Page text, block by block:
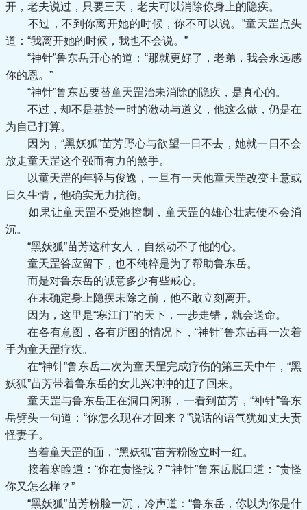
开，老夫说过，只要三天，老夫可以消除你身上的隐疾。
不过，不到你离开她的时候，你不可以说。”童天罡点头
道：“我离开她的时候，我也不会说。”
“神针”鲁东岳开心的道：“那就更好了，老弟，我会永远感
你的恩。”
“神针”鲁东岳要替童天罡治未消除的隐疾，是真心的。
不过，却不是基於一时的激动与道义，他这么做，仍是在
为自己打算。
因为，“黑妖狐”苗芳野心与欲望一日不去，她就一日不会
放走童天罡这个强而有力的煞手。
以童天罡的年轻与俊逸，一旦有一天他童天罡改变主意或
日久生情，他确实无力抗衡。
如果让童天罡不受她控制，童天罡的雄心壮志便不会消
沉。
“黑妖狐”苗芳这种女人，自然动不了他的心。
童天罡答应留下，也不纯粹是为了帮助鲁东岳。
而是对鲁东岳的诚意多少有些戒心。
在末确定身上隐疾未除之前，他不敢立刻离开。
因为，这里是“寒江门”的天下，一步走错，就会送命。
在各有意图，各有所图的情况下，“神针”鲁东岳再一次着
手为童天罡疗疾。
在“神针”鲁东岳二次为童天罡完成疗伤的第三天中午，“黑
妖狐”苗芳带着鲁东岳的女儿兴冲冲的赶了回来。
童天罡与鲁东岳正在洞口闲聊，一看到苗芳，“神针”鲁东
岳劈头一句道：“你怎么现在才回来？”说话的语气犹如丈夫责
怪妻子。
当着童天罡的面，“黑妖狐”苗芳粉险立时一红。
接着寒睑道：“你在责怪找？”“神针”鲁东岳脱口道：“责怪
你又怎么样？”
“黑妖狐”苗芳粉脸一沉，冷声道：“鲁东岳，你以为你是什